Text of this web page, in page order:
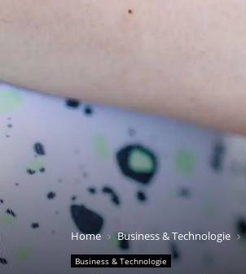
Home Business & Technologie
Business & Technologie